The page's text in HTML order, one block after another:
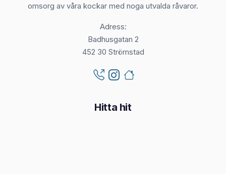
omsorg av våra kockar med noga utvalda råvaror.
Adress:
Badhusgatan 2
452 30 Strömstad
Hitta hit